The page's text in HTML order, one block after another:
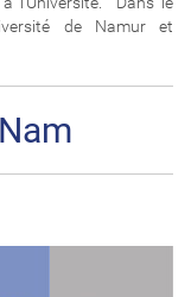
de Namur et